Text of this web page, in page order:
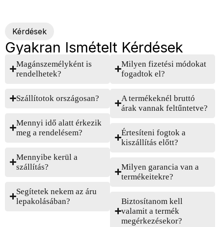
Kérdések
Gyakran Ismételt Kérdések
Magánszemélyként is
rendelhetek?
Szállítotok országosan?
Mennyi idő alatt érkezik
meg a rendelésem?
Mennyibe kerül a
szállítás?
Segítetek nekem az áru
lepakolásában?
Milyen fizetési módokat
fogadtok el?
A termékeknél bruttó
árak vannak feltűntetve?
Értesíteni fogtok a
kiszállítás előtt?
Milyen garancia van a
termékeitekre?
Biztosítanom kell
valamit a termék
megérkezésekor?